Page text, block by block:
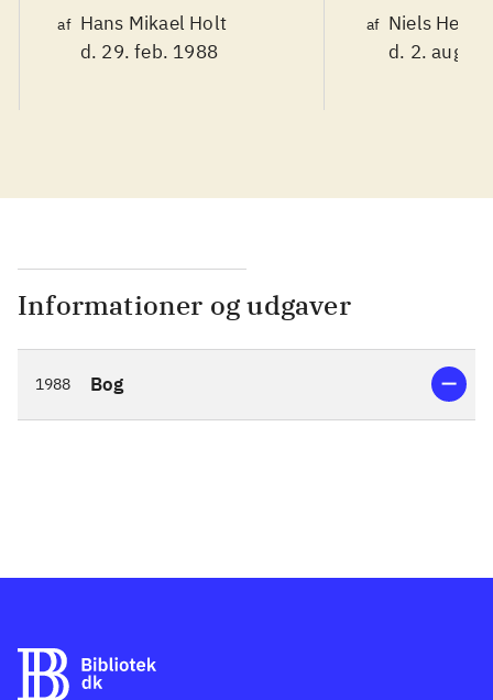
af Hans Mikael Holt
d. 29. feb. 1988
af Niels
d. 2. aug.
Informationer og udgaver
1988 Bog